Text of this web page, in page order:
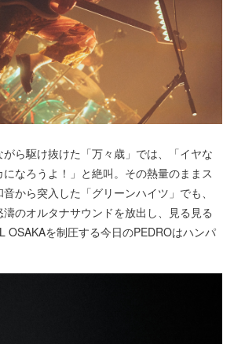
ら駆け抜けた「万々歳」では、「イヤな
なろうよ！」と絶叫。その熱量のままス
から突入した「グリーンハイツ」でも、
のオルタナサウンドを放出し、見る見る
OSAKAを制圧する今日のPEDROはハンパ